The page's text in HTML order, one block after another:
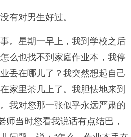
对男生好过。
星期一早上，我到学校之后
么也找不到家庭作业本，我停
丢在哪儿了？我突然想起自己
家里茶几上了。我胆怯地来到
我对您那一张似乎永远严肃的
当时您看我说话有点结巴，